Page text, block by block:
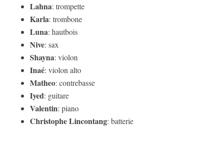
Lahna: trompette
Karla: trombone
Luna: hautbois
Nive: sax
Shayna: violon
Inaé: violon alto
Matheo: contrebasse
Iyed: guitare
Valentin: piano
Christophe Lincontang: batterie